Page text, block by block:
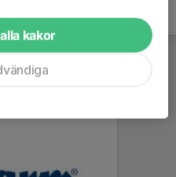
kakor